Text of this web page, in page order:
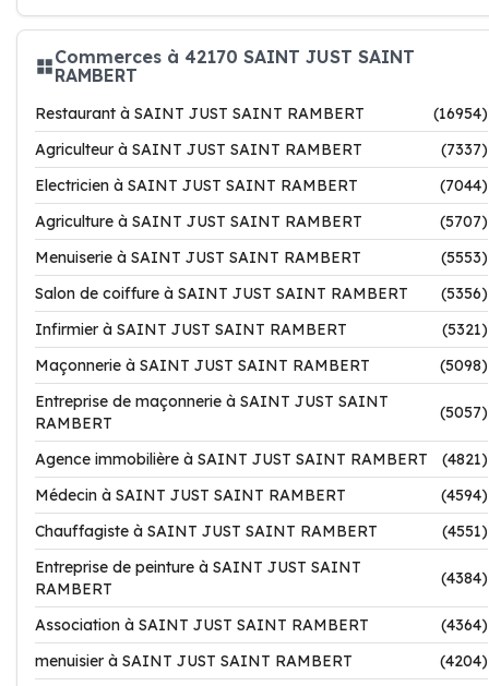
Commerces à 42170 SAINT JUST SAINT
RAMBERT
Restaurant à SAINT JUST SAINT RAMBERT
(16954)
Agriculteur à SAINT JUST SAINT RAMBERT
(7337)
Electricien à SAINT JUST SAINT RAMBERT
(7044)
Agriculture à SAINT JUST SAINT RAMBERT
(5707)
Menuiserie à SAINT JUST SAINT RAMBERT
(5553)
Salon de coiffure à SAINT JUST SAINT RAMBERT
(5356)
Infirmier à SAINT JUST SAINT RAMBERT
(5321)
Maçonnerie à SAINT JUST SAINT RAMBERT
(5098)
Entreprise de maçonnerie à SAINT JUST SAINT
RAMBERT
(5057)
Agence immobilière à SAINT JUST SAINT RAMBERT
(4821)
Médecin à SAINT JUST SAINT RAMBERT
(4594)
Chauffagiste à SAINT JUST SAINT RAMBERT
(4551)
Entreprise de peinture à SAINT JUST SAINT
RAMBERT
(4384)
Association à SAINT JUST SAINT RAMBERT
(4364)
menuisier à SAINT JUST SAINT RAMBERT
(4204)